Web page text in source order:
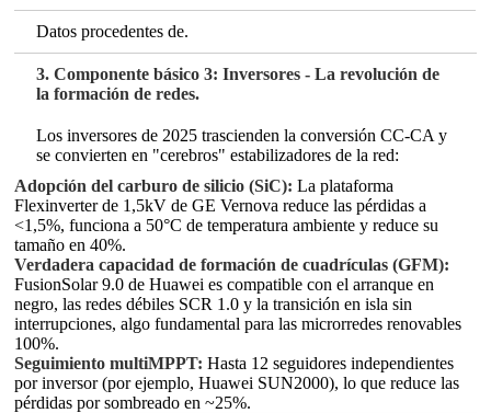
Datos procedentes de.
3. Componente básico 3: Inversores - La revolución de
la formación de redes.
Los inversores de 2025 trascienden la conversión CC-CA y
se convierten en "cerebros" estabilizadores de la red:
Adopción del carburo de silicio (SiC): La plataforma
Flexinverter de 1,5kV de GE Vernova reduce las pérdidas a
<1,5%, funciona a 50°C de temperatura ambiente y reduce su
tamaño en 40%.
Verdadera capacidad de formación de cuadrículas (GFM):
FusionSolar 9.0 de Huawei es compatible con el arranque en
negro, las redes débiles SCR 1.0 y la transición en isla sin
interrupciones, algo fundamental para las microrredes renovables
100%.
Seguimiento multiMPPT: Hasta 12 seguidores independientes
por inversor (por ejemplo, Huawei SUN2000), lo que reduce las
pérdidas por sombreado en ~25%.